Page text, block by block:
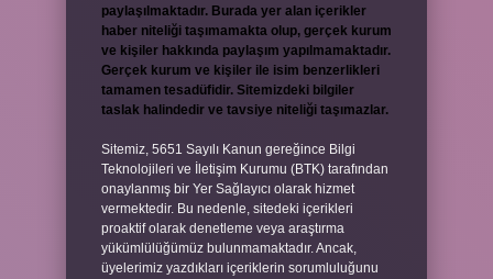
paylaşılmaktadır. Burada yer alan içerikler
haber niteliği taşımamakta olup, gerçek kurum
ve kişiler hakkında paylaşım yapılmamaktadır.
Gerçek kurum ve kişiler ile isim benzerlikleri
tamamen tesadüfidir. Sitemizdeki bilgiler
taslak halindedir ve tavsiye niteliği taşımazlar.
Sitemiz, 5651 Sayılı Kanun gereğince Bilgi
Teknolojileri ve İletişim Kurumu (BTK) tarafından
onaylanmış bir Yer Sağlayıcı olarak hizmet
vermektedir. Bu nedenle, sitedeki içerikleri
proaktif olarak denetleme veya araştırma
yükümlülüğümüz bulunmamaktadır. Ancak,
üyelerimiz yazdıkları içeriklerin sorumluluğunu